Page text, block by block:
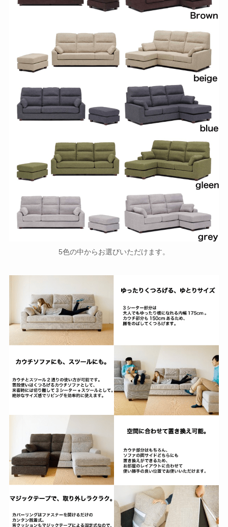
5色の中からお選びいただけます。